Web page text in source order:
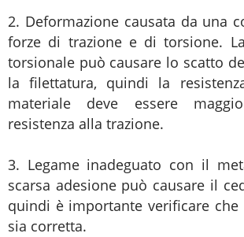
2. Deformazione causata da una
forze di trazione e di torsione.
torsionale può causare lo scatto
la filettatura, quindi la
materiale deve essere
resistenza alla trazione.
3. Legame inadeguato con il
scarsa adesione può causare il
quindi è importante verificare che
sia corretta.